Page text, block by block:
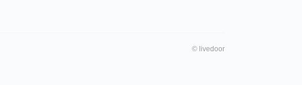
© livedoor